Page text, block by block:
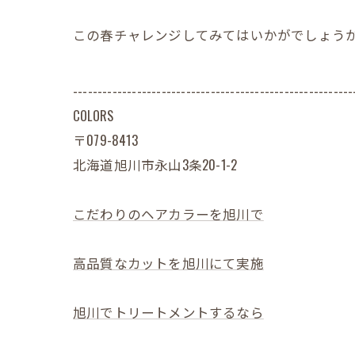
この春チャレンジしてみてはいかがでしょう
COLORS
〒079-8413
北海道旭川市永山3条20-1-2
こだわりのヘアカラーを旭川で
高品質なカットを旭川にて実施
旭川でトリートメントするなら